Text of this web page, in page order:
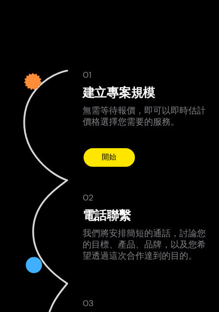
01
建立專案規模
無需等待報價，即可以即時估計
價格選擇您需要的服務。
開始
02
電話聯繫
我們將安排簡短的通話，討論您
的目標、產品、品牌，以及您希
望透過這次合作達到的目的。
03